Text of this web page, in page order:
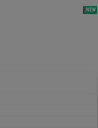
NEW
SALE
NEW
NEW